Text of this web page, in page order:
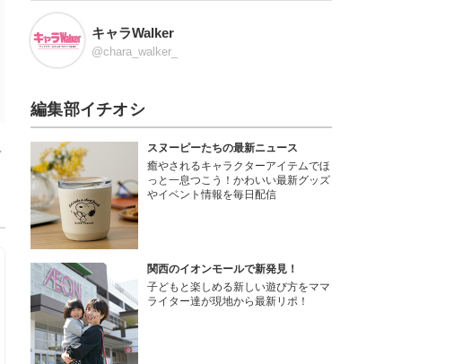
キャラWalker
@chara_walker_
編集部イチオシ
スヌーピーたちの最新ニュース
癒やされるキャラクターアイテムでほ
っと一息つこう！かわいい最新グッズ
やイベント情報を毎日配信
関西のイオンモールで新発見！
子どもと楽しめる新しい遊び方をママ
ライター達が現地から最新リポ！